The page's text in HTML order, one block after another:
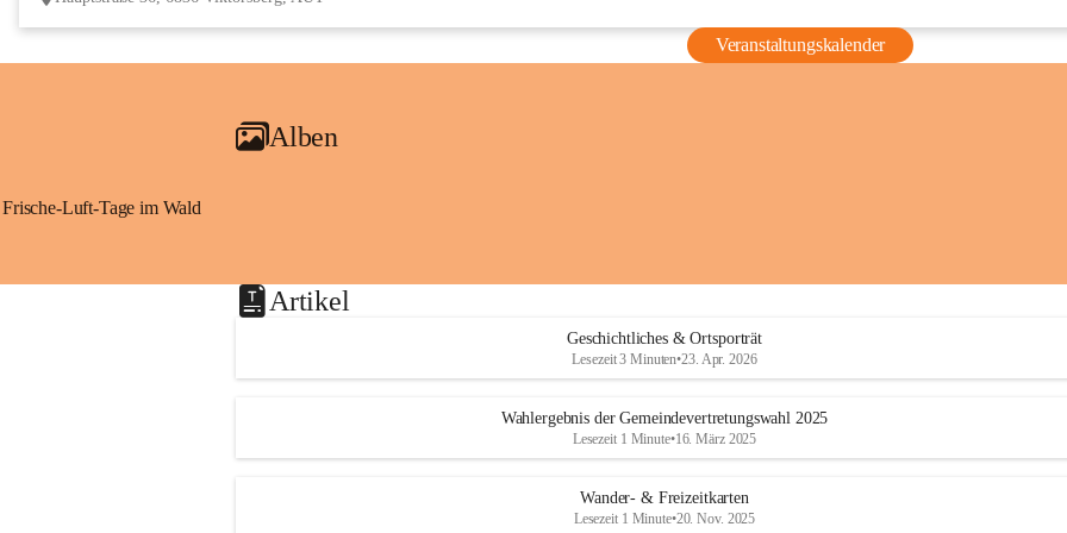
Veranstaltungskalender
Alben
Frische-Luft-Tage im Wald
Artikel
Geschichtliches & Ortsporträt
Lesezeit 3 Minuten•23. Apr. 2026
Wahlergebnis der Gemeindevertretungswahl 2025
Lesezeit 1 Minute•16. März 2025
Wander- & Freizeitkarten
Lesezeit 1 Minute•20. Nov. 2025